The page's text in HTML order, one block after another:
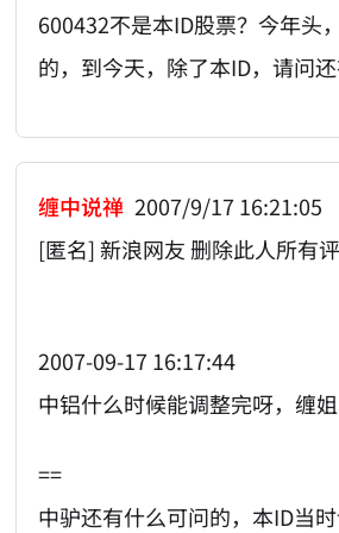
600432不是本ID股票？今年头
的，到今天，除了本ID，请问还
缠中说禅 2007/9/17 16:21:05
[匿名] 新浪网友 删除此人所有
2007-09-17 16:17:44
中铝什么时候能调整完呀，缠
==
中驴还有什么可问的，本ID当